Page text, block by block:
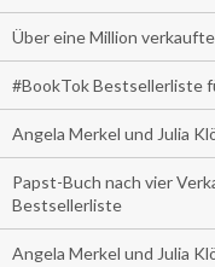
Über eine Million
#BookTok Bestsellerliste
Angela Merkel und Julia
Papst-Buch nach vier
Bestsellerliste
Angela Merkel und Julia